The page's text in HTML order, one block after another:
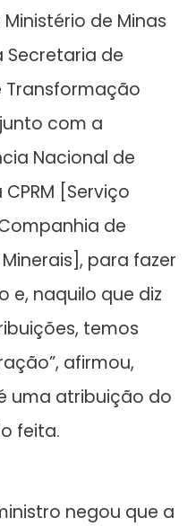
de Minas
Secretaria de
Transformação
com a
Nacional de
[Serviço
de
para fazer
e, naquilo que diz
temos
afirmou,
uma atribuição do
feita.
negou que a